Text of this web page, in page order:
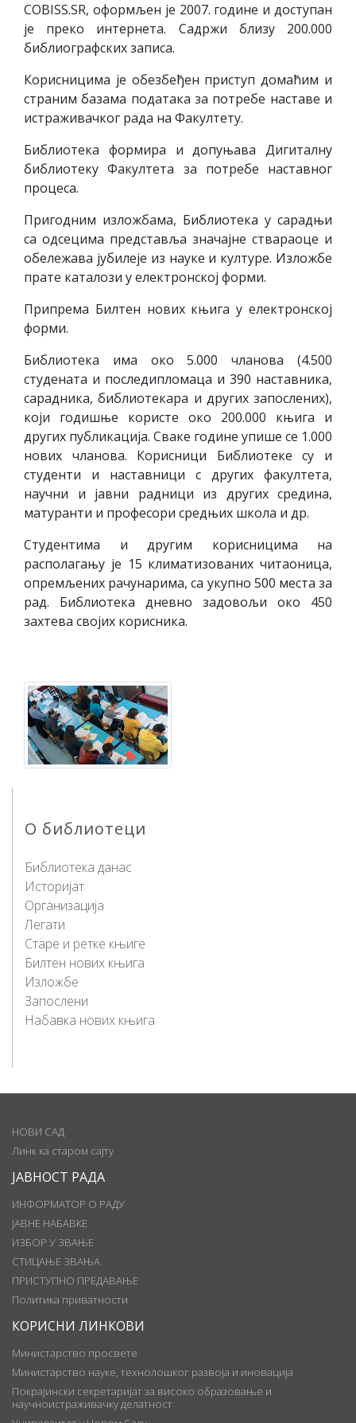
О библиотеци
Библиотека данас
Историјат
Организација
Легати
Старе и ретке књиге
Билтен нових књига
Изложбе
Запослени
Набавка нових књига
COBISS.SR, оформљен је 2007. године и доступан
је преко интернета. Садржи близу 200.000
библиографских записа.
Корисницима је обезбеђен приступ домаћим и
страним базама података за потребе наставе и
истраживачког рада на Факултету.
Библиотека формира и допуњава Дигиталну
библиотеку Факултета за потребе наставног
процеса.
Пригодним изложбама, Библиотека у сарадњи
са одсецима представља значајне ствараоце и
обележава јубилеје из науке и културе. Изложбе
прате каталози у електронској форми.
Припрема Билтен нових књига у електронској
форми.
Библиотека има око 5.000 чланова (4.500
студената и последипломаца и 390 наставника,
сарадника, библиотекара и других запослених),
који годишње користе око 200.000 књига и
других публикација. Сваке године упише се 1.000
нових чланова. Корисници Библиотеке су и
студенти и наставници с других факултета,
научни и јавни радници из других средина,
матуранти и професори средњих школа и др.
Студентима и другим корисницима на
располагању је 15 климатизованих читаоница,
опремљених рачунарима, са укупно 500 места за
рад. Библиотека дневно задовољи око 450
захтева својих корисника.
НОВИ САД
Линк ка старом сајту
ЈАВНОСТ РАДА
ИНФОРМАТОР О РАДУ
ЈАВНЕ НАБАВКЕ
ИЗБОР У ЗВАЊЕ
СТИЦАЊЕ ЗВАЊА
ПРИСТУПНО ПРЕДАВАЊЕ
Политика приватности
КОРИСНИ ЛИНКОВИ
Министарство просвете
Министарство науке, технолошког развоја и иновација
Покрајински секретаријат за високо образовање и
научноистраживачку делатност